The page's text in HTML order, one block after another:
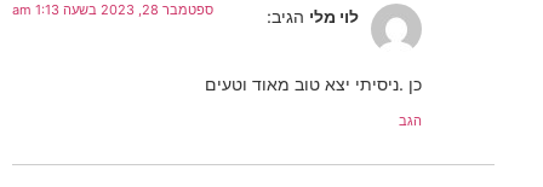
לוי מלי הגיב: ספטמבר 28, 2023 בשעה 1:13 am
כן .ניסיתי יצא טוב מאוד וטעים
הגב